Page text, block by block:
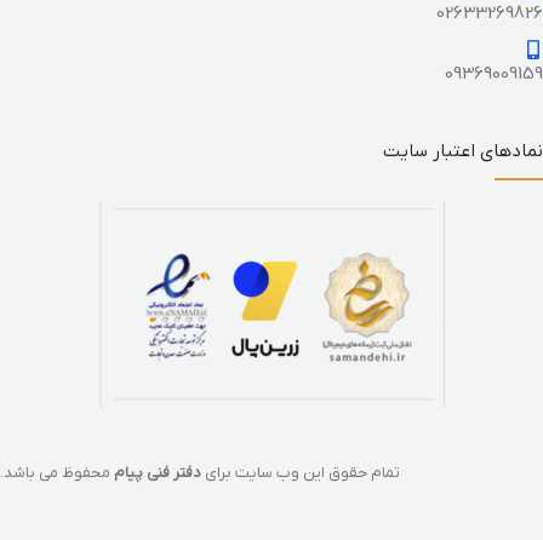
02633269826
09369009159
نمادهای اعتبار سایت
تمام حقوق این وب سایت برای دفتر فنی پیام محفوظ می باشد.